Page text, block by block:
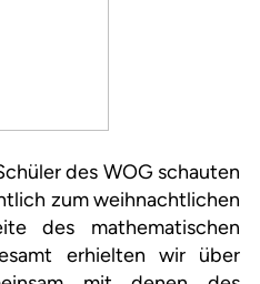
des WOG schauten
zum weihnachtlichen
des mathematischen
erhielten wir über